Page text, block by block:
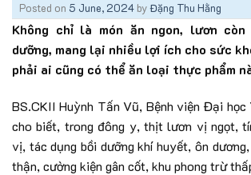
Posted on 5 June, 2024 byĐặng Thu Hằng
Không chỉ là món ăn ngon, lươn
dưỡng, mang lại nhiều lợi ích cho sức
phải ai cũng có thể ăn loại thực phẩm
BS.CKII Huỳnh Tấn Vũ, Bệnh viện Đại
cho biết, trong đông y, thịt lươn vị ngọt,
vị, tác dụng bồi dưỡng khí huyết, ôn
thận, cường kiện gân cốt, khu phong trừ